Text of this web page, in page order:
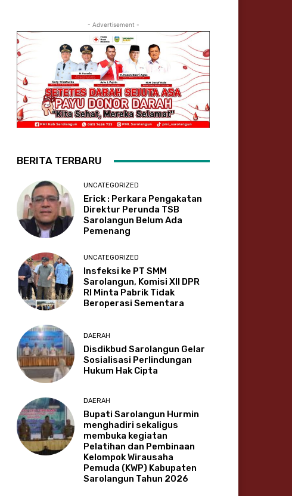
- Advertisement -
BERITA TERBARU
UNCATEGORIZED
Erick : Perkara Pengakatan
Direktur Perunda TSB
Sarolangun Belum Ada
Pemenang
UNCATEGORIZED
Insfeksi ke PT SMM
Sarolangun, Komisi XII DPR
RI Minta Pabrik Tidak
Beroperasi Sementara
DAERAH
Disdikbud Sarolangun Gelar
Sosialisasi Perlindungan
Hukum Hak Cipta
DAERAH
Bupati Sarolangun Hurmin
menghadiri sekaligus
membuka kegiatan
Pelatihan dan Pembinaan
Kelompok Wirausaha
Pemuda (KWP) Kabupaten
Sarolangun Tahun 2026